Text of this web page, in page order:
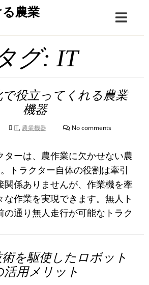
農業
グ: IT
で役立ってくれる農業
機器
IT, 農業機器 No comments
ターは、農作業に欠かせない農
トラクター自体の役割は牽引
関係ありませんが、作業機を牽
な作業を実現できます。無人ト
の通り無人走行が可能なトラク
を駆使したロボット
活用メリット